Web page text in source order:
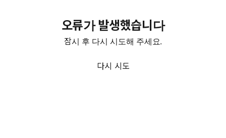
오류가 발생했습니다
잠시 후 다시 시도해 주세요.
다시 시도